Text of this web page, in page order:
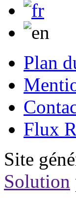
Plan
Flux
Site
Solution